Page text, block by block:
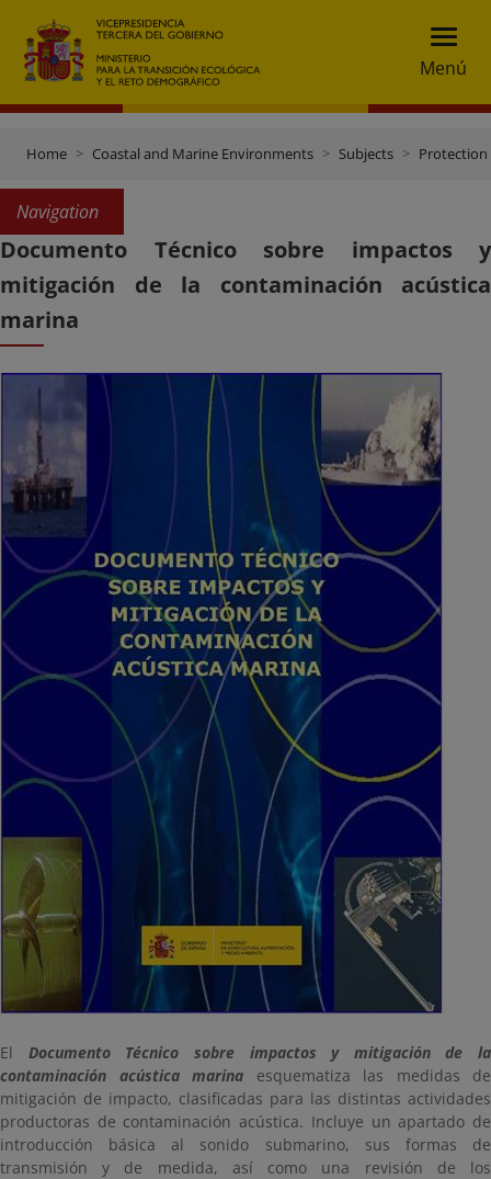
Menú
Home Coastal and Marine Environments Subjects
Navigation
Documento Técnico sobre impactos y
mitigación de la contaminación acústica
marina
El Documento Técnico sobre impactos y mitigación de la
contaminación acústica marina esquematiza las medidas de
mitigación de impacto, clasificadas para las distintas actividades
productoras de contaminación acústica. Incluye un apartado de
introducción básica al sonido submarino, sus formas de
transmisión y de medida, así como una revisión de los